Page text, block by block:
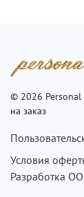
© 2026 Personal
на заказ
Условия
Разработка